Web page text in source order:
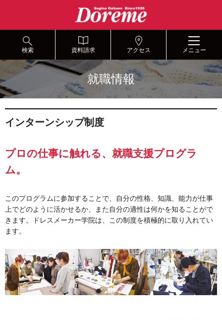
ナ
ゲ
ー
ン
ビ
ー
シ
へ
アクセス
資料請求
検索 メニュー
就職情報
インターンシップ制度
プロの仕事に触れる、就職支援プログラ
ム。
このプログラムに参加することで、自分の性格、知識、能力が仕事
上でどのように活かせるか、また自分の適性は何かを知ることがで
きます。ドレスメーカー学院は、この制度を積極的に取り入れてい
ます。